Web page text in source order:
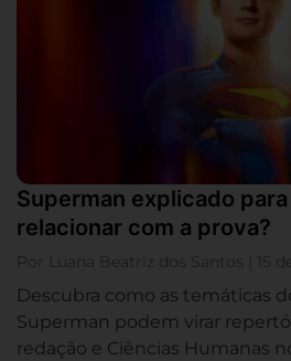
Superman explicado
relacionar com a prova?
Por Luana Beatriz dos Santos | 15
Descubra como as temáticas
Superman podem virar
redação e Ciências Humanas